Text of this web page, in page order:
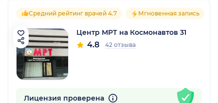
Средний рейтинг врачей 4.7 Мгновенная запись
Центр МРТ на Космонавтов 31
4.8 42 отзыва
Лицензия проверена